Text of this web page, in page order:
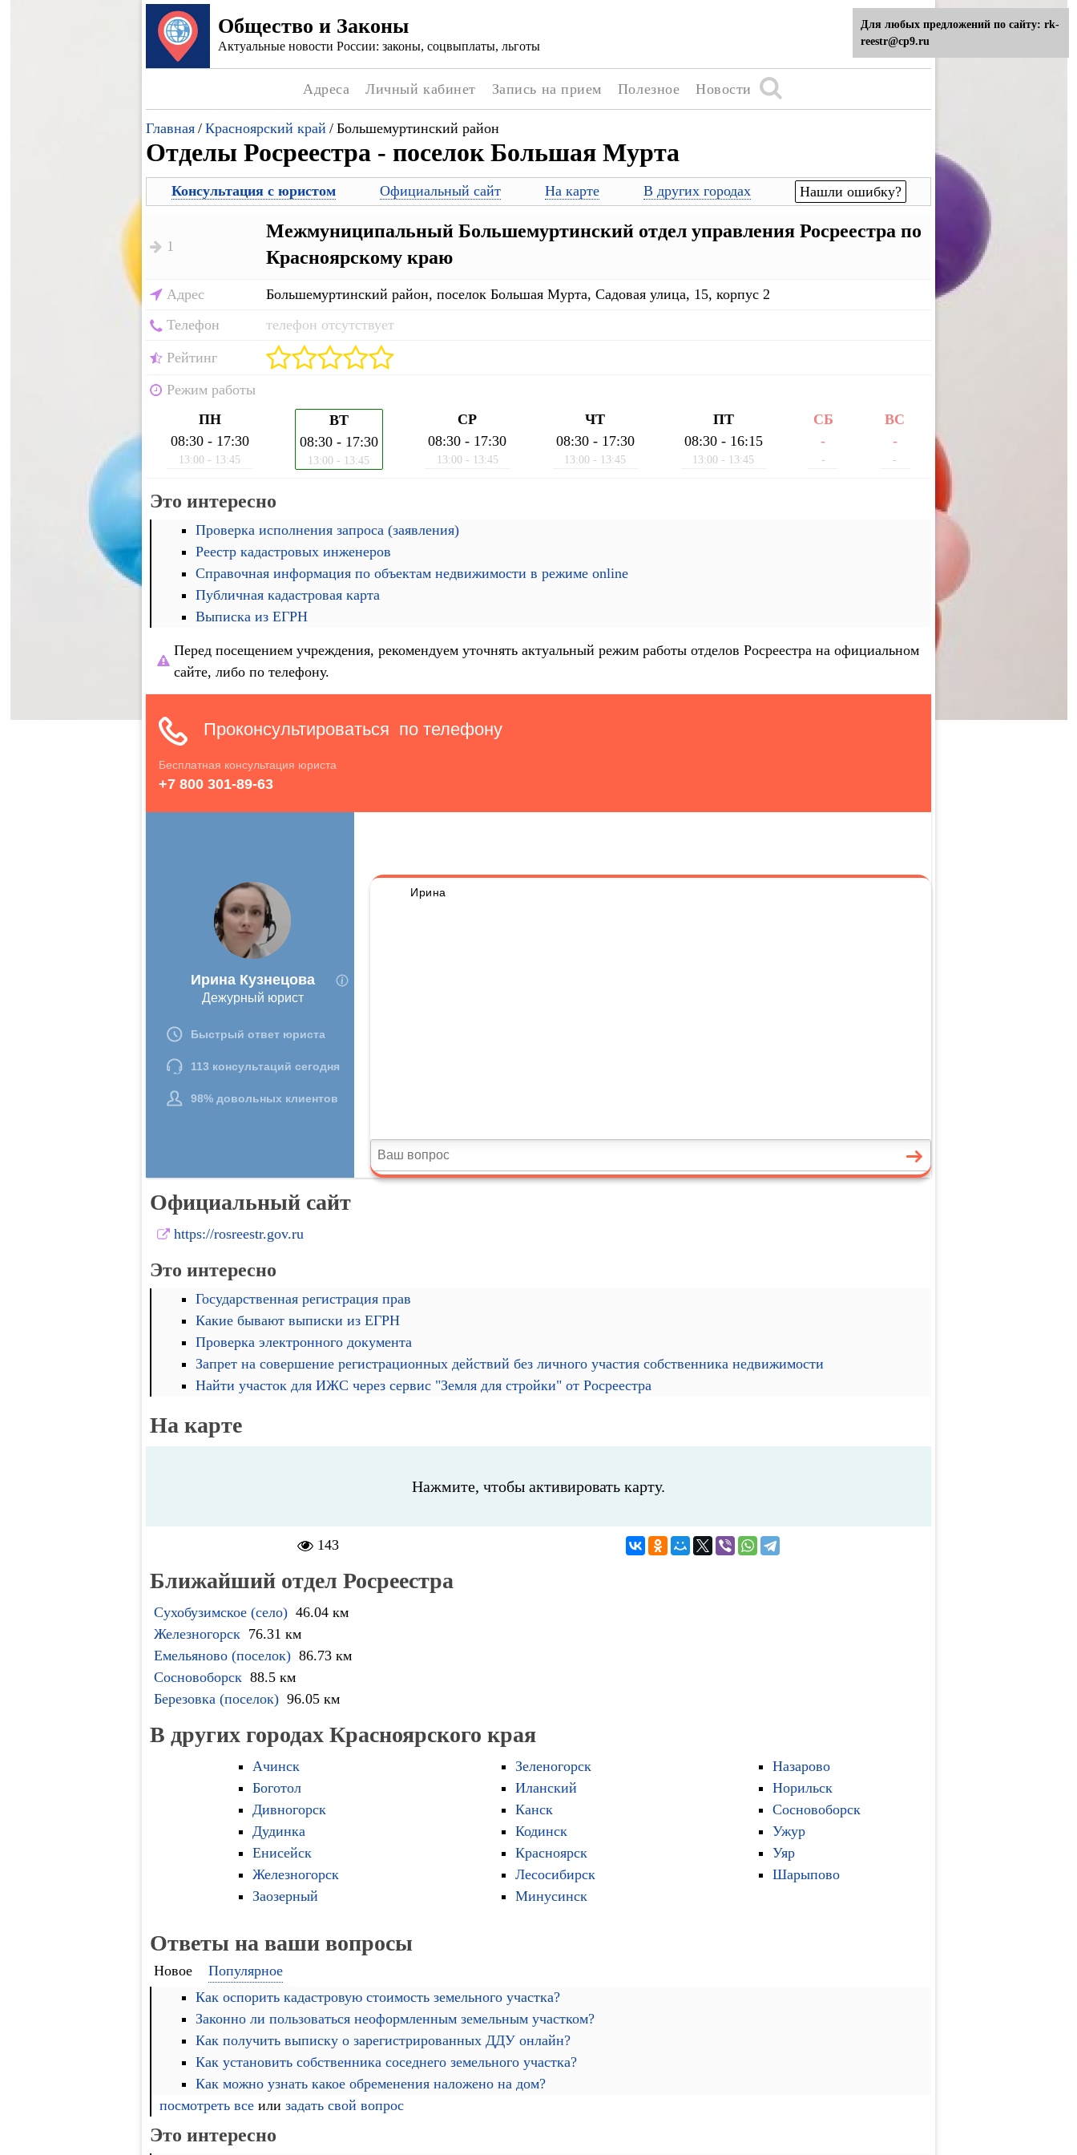
Общество и Законы
Актуальные новости России: законы, соцвыплаты, льготы
Адреса Личный кабинет Запись на прием Полезное Новости
Главная / Красноярский край / Большемуртинский район
Отделы Росреестра - поселок Большая Мурта
Консультация с юристом Официальный сайт На карте В других городах Нашли ошибку?
1
Межмуниципальный Большемуртинский отдел управления Росреестра по
Красноярскому краю
Адрес
Большемуртинский район, поселок Большая Мурта, Садовая улица, 15, корпус 2
Телефон
телефон отсутствует
Рейтинг
Режим работы
ПН
08:30 - 17:30
13:00 - 13:45
ВТ
08:30 - 17:30
13:00 - 13:45
СР
08:30 - 17:30
13:00 - 13:45
ЧТ
08:30 - 17:30
13:00 - 13:45
ПТ
08:30 - 16:15
13:00 - 13:45
СБ
-
-
ВС
-
-
Это интересно
Проверка исполнения запроса (заявления)
Реестр кадастровых инженеров
Справочная информация по объектам недвижимости в режиме online
Публичная кадастровая карта
Выписка из ЕГРН
Перед посещением учреждения, рекомендуем уточнять актуальный режим работы отделов Росреестра на официальном
сайте, либо по телефону.
Официальный сайт
https://rosreestr.gov.ru
Это интересно
Государственная регистрация прав
Какие бывают выписки из ЕГРН
Проверка электронного документа
Запрет на совершение регистрационных действий без личного участия собственника недвижимости
Найти участок для ИЖС через сервис "Земля для стройки" от Росреестра
На карте
Нажмите, чтобы активировать карту.
143
Ближайший отдел Росреестра
Сухобузимское (село) 46.04 км
Железногорск 76.31 км
Емельяново (поселок) 86.73 км
Сосновоборск 88.5 км
Березовка (поселок) 96.05 км
В других городах Красноярского края
Ачинск
Боготол
Дивногорск
Дудинка
Енисейск
Железногорск
Заозерный
Зеленогорск
Иланский
Канск
Кодинск
Красноярск
Лесосибирск
Минусинск
Назарово
Норильск
Сосновоборск
Ужур
Уяр
Шарыпово
Ответы на ваши вопросы
Новое
Популярное
Как оспорить кадастровую стоимость земельного участка?
Законно ли пользоваться неоформленным земельным участком?
Как получить выписку о зарегистрированных ДДУ онлайн?
Как установить собственника соседнего земельного участка?
Как можно узнать какое обременения наложено на дом?
посмотреть все или задать свой вопрос
Это интересно
Для любых предложений по сайту: rk-
reestr@cp9.ru